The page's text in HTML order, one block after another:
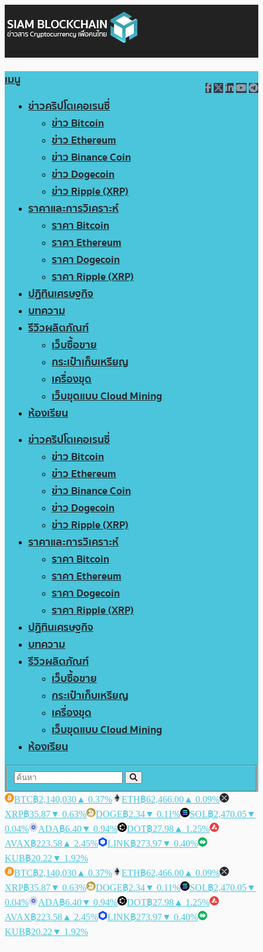
เมนู
ข่าวคริปโตเคอเรนซี่
ข่าว Bitcoin
ข่าว Ethereum
ข่าว Binance Coin
ข่าว Dogecoin
ข่าว Ripple (XRP)
ราคาและการวิเคราะห์
ราคา Bitcoin
ราคา Ethereum
ราคา Dogecoin
ราคา Ripple (XRP)
ปฏิทินเศรษฐกิจ
บทความ
รีวิวผลิตภัณฑ์
เว็บซื้อขาย
กระเป๋าเก็บเหรียญ
เครื่องขุด
เว็บขุดแบบ Cloud Mining
ห้องเรียน
ข่าวคริปโตเคอเรนซี่
ข่าว Bitcoin
ข่าว Ethereum
ข่าว Binance Coin
ข่าว Dogecoin
ข่าว Ripple (XRP)
ราคาและการวิเคราะห์
ราคา Bitcoin
ราคา Ethereum
ราคา Dogecoin
ราคา Ripple (XRP)
ปฏิทินเศรษฐกิจ
บทความ
รีวิวผลิตภัณฑ์
เว็บซื้อขาย
กระเป๋าเก็บเหรียญ
เครื่องขุด
เว็บขุดแบบ Cloud Mining
ห้องเรียน
BTC฿2,140,030 ▲ 0.37% ETH฿62,466.00 ▲ 0.09%
XRP฿35.87▼ 0.63% DOGE฿2.34▼ 0.11% SOL฿2,470.05▼
0.04%
ADA฿6.40▼ 0.94% DOT฿27.98 ▲ 1.25%
AVAX฿223.58 ▲ 2.45% LINK฿273.97▼ 0.40%
KUB฿20.22 ▼ 1.92%
BTC฿2,140,030 ▲ 0.37% ETH฿62,466.00 ▲ 0.09%
XRP฿35.87▼ 0.63% DOGE฿2.34▼ 0.11% SOL฿2,470.05▼
0.04%
ADA฿6.40▼ 0.94% DOT฿27.98 ▲ 1.25%
AVAX฿223.58 ▲ 2.45% LINK฿273.97▼ 0.40%
KUB฿20.22 ▼ 1.92%